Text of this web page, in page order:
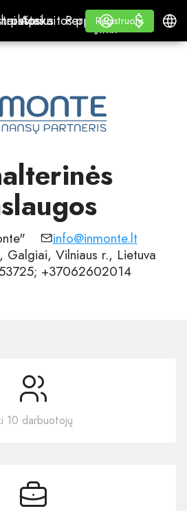
paštas
paštas
Apskaitos programa
Apskaitos programa
Perpardavėjams
„WHITE LABEL“
Mokymasis
Mokymasis
Registruotis
Registruotis
Prisijungti
$
$
info@inmonte.lt
Galgiai, Vilniaus r., Lietuva
+37062602014
10 darbuotojų